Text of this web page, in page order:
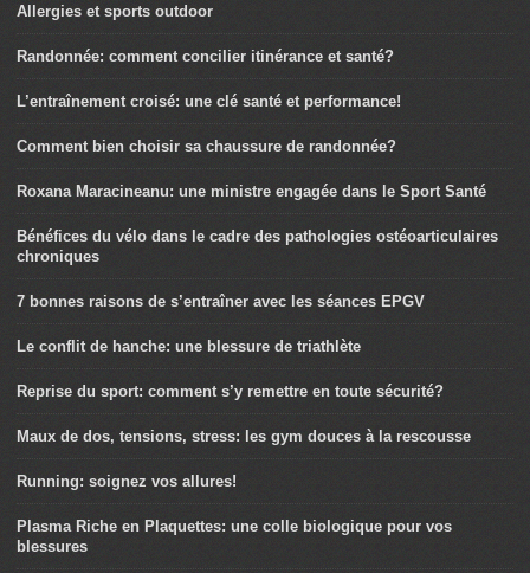
Allergies et sports outdoor
Randonnée: comment concilier itinérance et santé?
L’entraînement croisé: une clé santé et performance!
Comment bien choisir sa chaussure de randonnée?
Roxana Maracineanu: une ministre engagée dans le Sport Santé
Bénéfices du vélo dans le cadre des pathologies ostéoarticulaires
chroniques
7 bonnes raisons de s’entraîner avec les séances EPGV
Le conflit de hanche: une blessure de triathlète
Reprise du sport: comment s’y remettre en toute sécurité?
Maux de dos, tensions, stress: les gym douces à la rescousse
Running: soignez vos allures!
Plasma Riche en Plaquettes: une colle biologique pour vos
blessures